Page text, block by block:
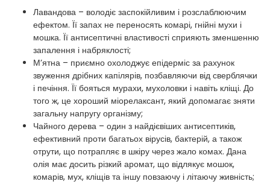
Лавандова – володіє заспокійливим і розслаблюючим
ефектом. Її запах не переносять комарі, гнійні мухи і
мошка. Її антисептичні властивості сприяють зменшенню
запалення і набряклості;
М’ятна – приємно охолоджує епідерміс за рахунок
звуження дрібних капілярів, позбавляючи від сверблячки
і печіння. Її бояться мурахи, мухоловки і навіть кліщі. До
того ж, це хороший міорелаксант, який допомагає зняти
загальну напругу організму;
Чайного дерева – один з найдієвіших антисептиків,
ефективний проти багатьох вірусів, бактерій, а також
отрути, що потрапляє в шкіру через жало комах. Дана
олія має досить різкий аромат, що відлякує мошок,
комарів, мух, кліщів та іншу повзаючу і літаючу живність;